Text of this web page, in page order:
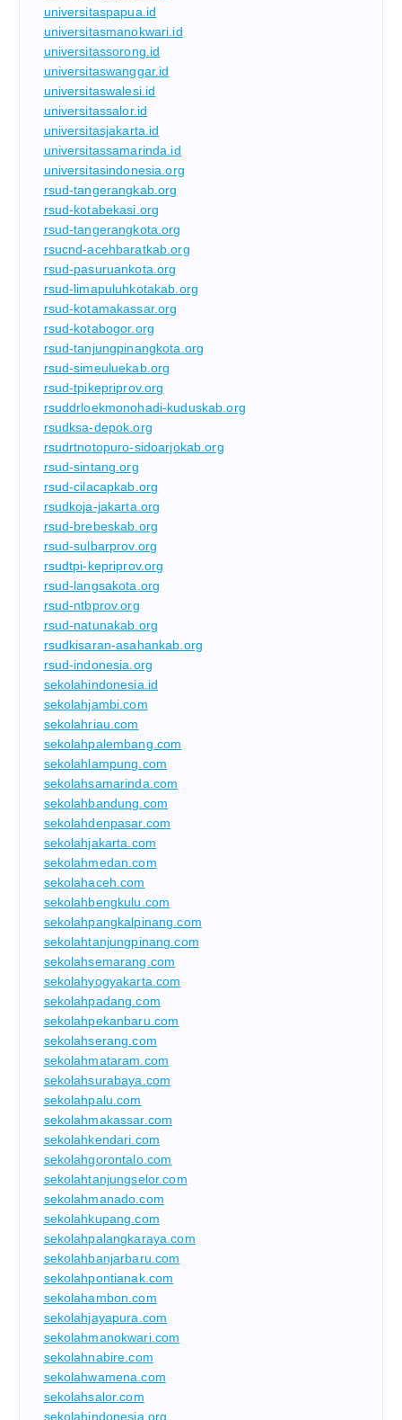
universitaspapua.id
universitasmanokwari.id
universitassorong.id
universitaswanggar.id
universitaswalesi.id
universitassalor.id
universitasjakarta.id
universitassamarinda.id
universitasindonesia.org
rsud-tangerangkab.org
rsud-kotabekasi.org
rsud-tangerangkota.org
rsucnd-acehbaratkab.org
rsud-pasuruankota.org
rsud-limapuluhkotakab.org
rsud-kotamakassar.org
rsud-kotabogor.org
rsud-tanjungpinangkota.org
rsud-simeuluekab.org
rsud-tpikepriprov.org
rsuddrloekmonohadi-kuduskab.org
rsudksa-depok.org
rsudrtnotopuro-sidoarjokab.org
rsud-sintang.org
rsud-cilacapkab.org
rsudkoja-jakarta.org
rsud-brebeskab.org
rsud-sulbarprov.org
rsudtpi-kepriprov.org
rsud-langsakota.org
rsud-ntbprov.org
rsud-natunakab.org
rsudkisaran-asahankab.org
rsud-indonesia.org
sekolahindonesia.id
sekolahjambi.com
sekolahriau.com
sekolahpalembang.com
sekolahlampung.com
sekolahsamarinda.com
sekolahbandung.com
sekolahdenpasar.com
sekolahjakarta.com
sekolahmedan.com
sekolahaceh.com
sekolahbengkulu.com
sekolahpangkalpinang.com
sekolahtanjungpinang.com
sekolahsemarang.com
sekolahyogyakarta.com
sekolahpadang.com
sekolahpekanbaru.com
sekolahserang.com
sekolahmataram.com
sekolahsurabaya.com
sekolahpalu.com
sekolahmakassar.com
sekolahkendari.com
sekolahgorontalo.com
sekolahtanjungselor.com
sekolahmanado.com
sekolahkupang.com
sekolahpalangkaraya.com
sekolahbanjarbaru.com
sekolahpontianak.com
sekolahambon.com
sekolahjayapura.com
sekolahmanokwari.com
sekolahnabire.com
sekolahwamena.com
sekolahsalor.com
sekolahindonesia.org